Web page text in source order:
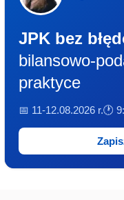
JPK bez
bilansowo-
praktyce
📅 11-12.08.2026 r.🕐